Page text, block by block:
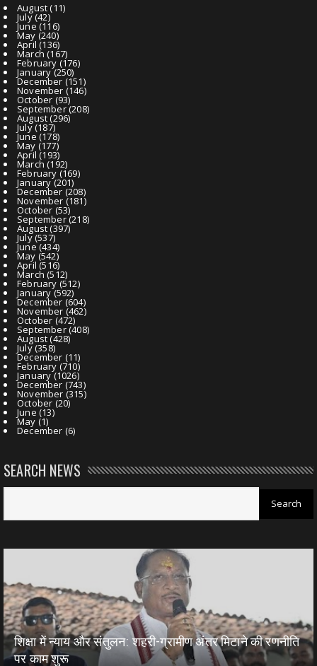
August(11)
July(42)
June(116)
May (240)
April (136)
March (167)
February (176)
January(250)
December (151)
November (146)
October (93)
September(208)
August(296)
July(187)
June(178)
May (177)
April (193)
March (192)
February (169)
January(201)
December (208)
November (181)
October (53)
September(218)
August(397)
July(537)
June(434)
May (542)
April (516)
March (512)
February (512)
January(592)
December (604)
November (462)
October (472)
September(408)
August(428)
July(358)
December (11)
February (710)
January(1026)
December (743)
November (315)
October (20)
June (13)
May (1)
December (6)
SEARCH NEWS
शिक्षा में न्याय और संतुलन: शहरी-ग्रामीण अंतर मिटाने की रणनीति
पर काम शुरू